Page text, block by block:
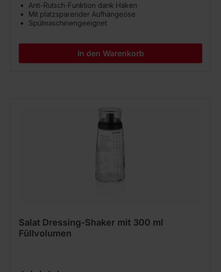
Anti-Rutsch-Funktion dank Haken
Mit platzsparender Aufhängeöse
Spülmaschinengeeignet
In den Warenkorb
Salat Dressing-Shaker mit 300 ml
Füllvolumen